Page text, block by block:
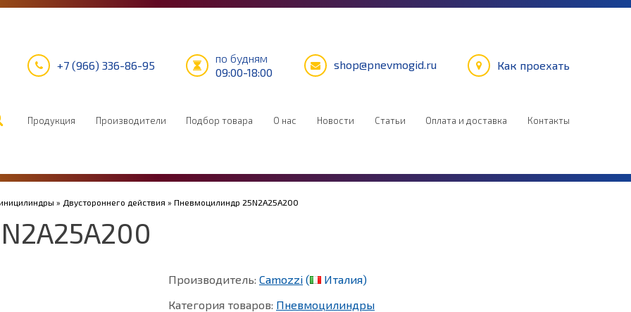
+7 (966) 336-86-95
по будням
09:00-18:00
shop@pnevmogid.ru Как проехать
Продукция Производители Подбор товара О нас Новости Статьи Оплата и доставка Контакты
» Двустороннего действия » Пневмоцилиндр 25N2A25A200
Производитель: Camozzi (
Италия)
Категория товаров: Пневмоцилиндры